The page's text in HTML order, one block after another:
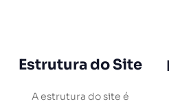
Estrutura do Site
A estrutura do site é